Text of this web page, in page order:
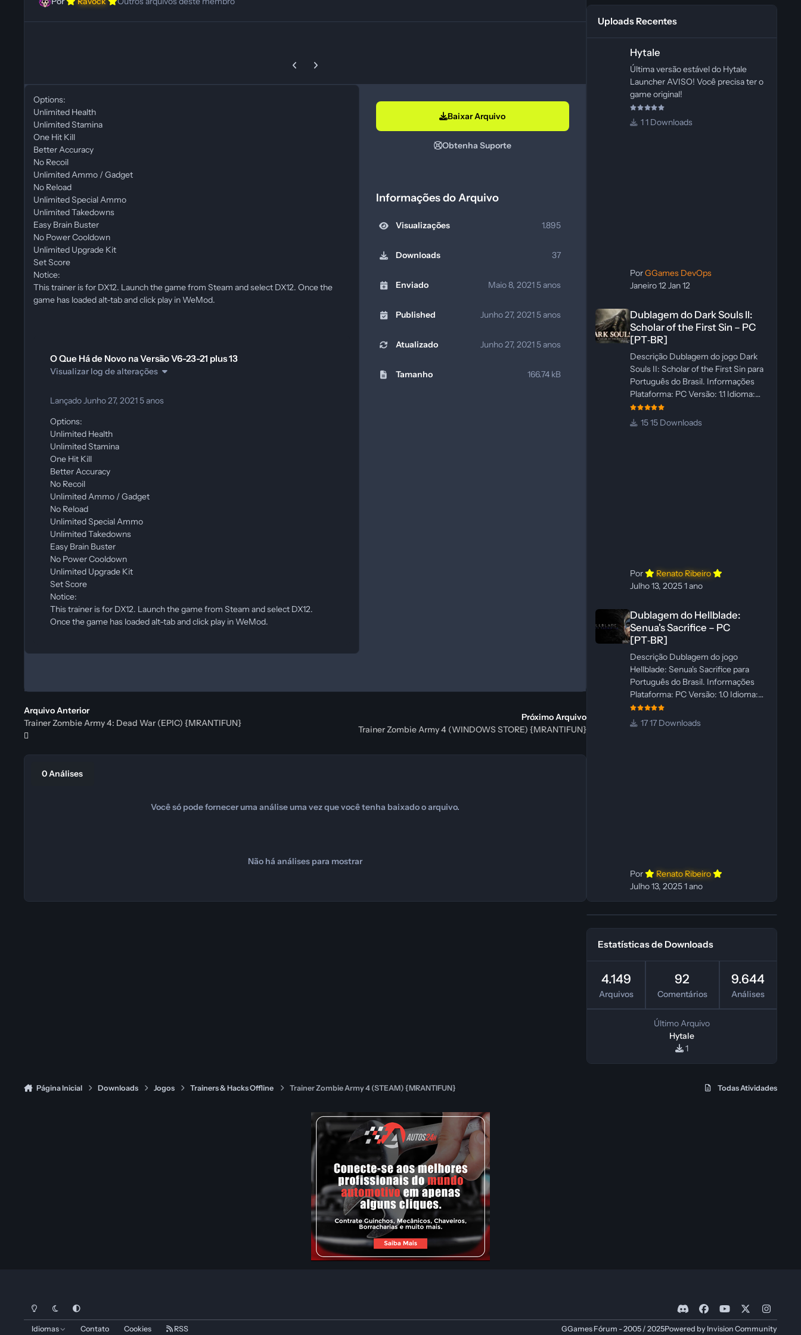
Previous carousel slide
Next carousel slide
Options:
Unlimited Health
Unlimited Stamina
One Hit Kill
Better Accuracy
No Recoil
Unlimited Ammo / Gadget
No Reload
Unlimited Special Ammo
Unlimited Takedowns
Easy Brain Buster
No Power Cooldown
Unlimited Upgrade Kit
Set Score
Notice:
This trainer is for DX12. Launch the game from Steam and select DX12. Once the
game has loaded alt-tab and click play in WeMod.
O Que Há de Novo na VersãoV6-23-21 plus 13
Visualizar log de alterações
LançadoJunho 27, 20215 anos
Options:
Unlimited Health
Unlimited Stamina
One Hit Kill
Better Accuracy
No Recoil
Unlimited Ammo / Gadget
No Reload
Unlimited Special Ammo
Unlimited Takedowns
Easy Brain Buster
No Power Cooldown
Unlimited Upgrade Kit
Set Score
Notice:
This trainer is for DX12. Launch the game from Steam and select DX12.
Once the game has loaded alt-tab and click play in WeMod.
Baixar Arquivo
Obtenha Suporte
Informações do Arquivo
Visualizações 1.895
Downloads 37
Enviado Maio 8, 2021 5 anos
Published Junho 27, 2021 5 anos
Atualizado Junho 27, 2021 5 anos
Tamanho 166.74 kB
Arquivo Anterior
Trainer Zombie Army 4: Dead War (EPIC) {MRANTIFUN}
Próximo Arquivo
Trainer Zombie Army 4 (WINDOWS STORE) {MRANTIFUN}
0 Análises
Você só pode fornecer uma análise uma vez que você tenha baixado o arquivo.
Não há análises para mostrar
Uploads Recentes
Hytale
Última versão estável do Hytale
Launcher AVISO! Você precisa ter o
game original!
1 Downloads
PorGGames DevOps
Janeiro 12Jan 12
Dublagem do Dark Souls II:
Scholar of the First Sin – PC
[PT‑BR]
Descrição Dublagem do jogo Dark
Souls II: Scholar of the First Sin para
Português do Brasil. Informações
Plataforma: PC Versão: 1.1 Idioma:
Português‑BR Versão Suportada:
Steam Idioma Suportado: Inglês
15 Downloads
Por
Renato Ribeiro
Julho 13, 20251 ano
Dublagem do Hellblade:
Senua's Sacrifice – PC
[PT‑BR]
Descrição Dublagem do jogo
Hellblade: Senua's Sacrifice para
Português do Brasil. Informações
Plataforma: PC Versão: 1.0 Idioma:
Português‑BR Versão Suportada:
Steam Idioma Suportado: Inglês
17 Downloads
Por
Renato Ribeiro
Julho 13, 20251 ano
Estatísticas de Downloads
4.149
Arquivos
92
Comentários
9.644
Análises
Último Arquivo
Hytale
1
Página Inicial Downloads Jogos Trainers & Hacks Offline Trainer Zombie Army 4 (STEAM) {MRANTIFUN} Todas Atividades
Modo ClaroDark ModeSystem Preference
d
i
a
o
n
Idiomas Contato Cookies RSS GGames Fórum - 2005 / 2025Powered by Invision Community